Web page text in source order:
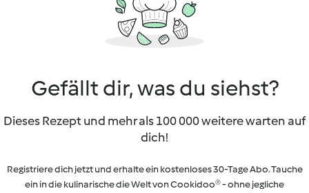
Gefällt dir, was du siehst?
Dieses Rezept und mehr als 100 000 weitere warten auf
dich!
Registriere dich jetzt und erhalte ein kostenloses 30-Tage Abo. Tauche
ein in die kulinarische die Welt von Cookidoo® - ohne jegliche